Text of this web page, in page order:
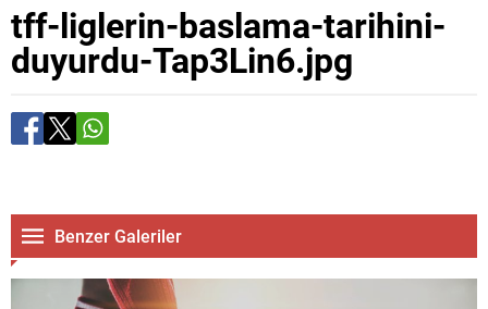
tff-liglerin-baslama-tarihini-
duyurdu-Tap3Lin6.jpg
Benzer Galeriler